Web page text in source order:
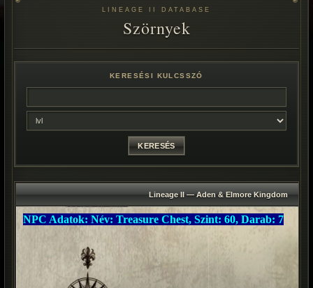
LINEAGE II DATABASE
Szörnyek
KERESÉSI KULCSSZÓ
Lineage II — Aden & Elmore Kingdom